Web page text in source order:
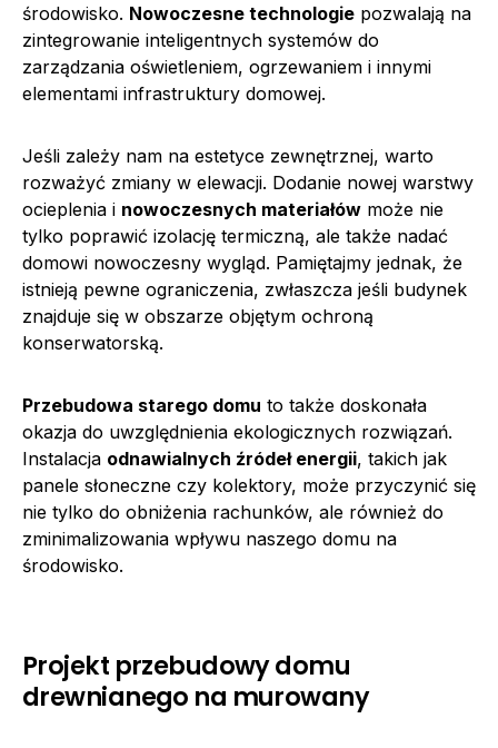
środowisko. Nowoczesne technologie pozwalają na
zintegrowanie inteligentnych systemów do
zarządzania oświetleniem, ogrzewaniem i innymi
elementami infrastruktury domowej.
Jeśli zależy nam na estetyce zewnętrznej, warto
rozważyć zmiany w elewacji. Dodanie nowej warstwy
ocieplenia i nowoczesnych materiałów może nie
tylko poprawić izolację termiczną, ale także nadać
domowi nowoczesny wygląd. Pamiętajmy jednak, że
istnieją pewne ograniczenia, zwłaszcza jeśli budynek
znajduje się w obszarze objętym ochroną
konserwatorską.
Przebudowa starego domu to także doskonała
okazja do uwzględnienia ekologicznych rozwiązań.
Instalacja odnawialnych źródeł energii, takich jak
panele słoneczne czy kolektory, może przyczynić się
nie tylko do obniżenia rachunków, ale również do
zminimalizowania wpływu naszego domu na
środowisko.
Projekt przebudowy domu
drewnianego na murowany